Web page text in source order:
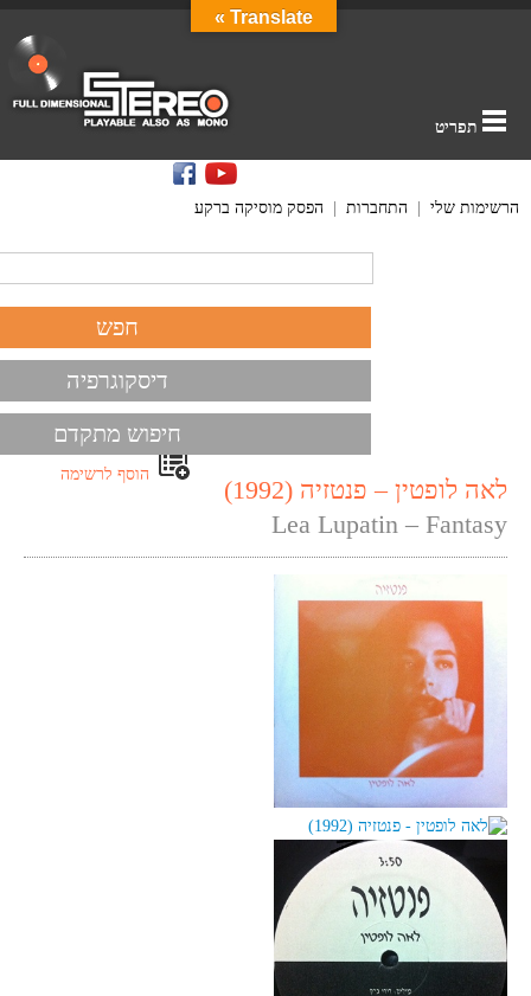
תפריט
הרשימות שלי התחברות הפסק מוסיקה ברקע
דיסקוגרפיה
חיפוש מתקדם
הוסף לרשימה
לאה לופטין – פנטזיה (1992)
Lea Lupatin – Fantasy
Translate »